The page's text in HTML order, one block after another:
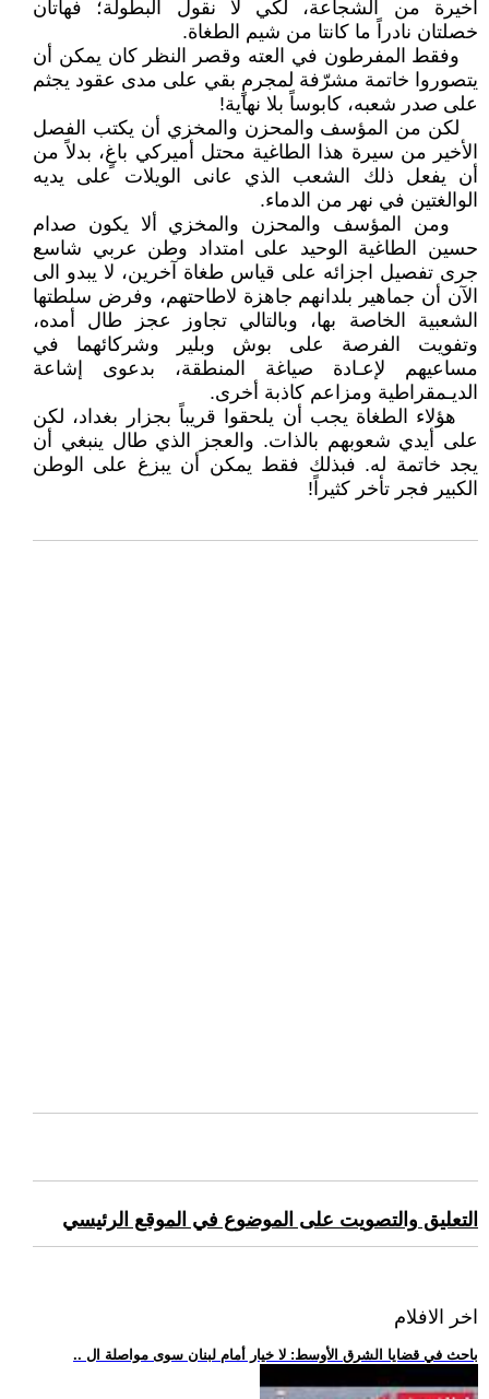
أخيرة من الشجاعة، لكي لا نقول البطولة؛ فهاتان
خصلتان نادراً ما كانتا من شيم الطغاة.
وفقط المفرطون في العته وقصر النظر كان يمكن أن
يتصوروا خاتمة مشرّفة لمجرمٍ بقي على مدى عقود يجثم
على صدر شعبه، كابوساً بلا نهاية!
لكن من المؤسف والمحزن والمخزي أن يكتب الفصل
الأخير من سيرة هذا الطاغية محتل أميركي باغٍ، بدلاً من
أن يفعل ذلك الشعب الذي عانى الويلات على يديه
الوالغتين في نهر من الدماء.
ومن المؤسف والمحزن والمخزي ألا يكون صدام
حسين الطاغية الوحيد على امتداد وطن عربي شاسع
جرى تفصيل اجزائه على قياس طغاة آخرين، لا يبدو الى
الآن أن جماهير بلدانهم جاهزة لاطاحتهم، وفرض سلطتها
الشعبية الخاصة بها، وبالتالي تجاوز عجز طال أمده،
وتفويت الفرصة على بوش وبلير وشركائهما في
مساعيهم لإعـادة صياغة المنطقة، بدعوى إشاعة
الديـمقراطية ومزاعم كاذبة أخرى.
هؤلاء الطغاة يجب أن يلحقوا قريباً بجزار بغداد، لكن
على أيدي شعوبهم بالذات. والعجز الذي طال ينبغي أن
يجد خاتمة له. فبذلك فقط يمكن أن يبزغ على الوطن
الكبير فجر تأخر كثيراً!
التعليق والتصويت على الموضوع في الموقع الرئيسي
اخر الافلام
.. باحث في قضايا الشرق الأوسط: لا خيار أمام لبنان سوى مواصلة ال